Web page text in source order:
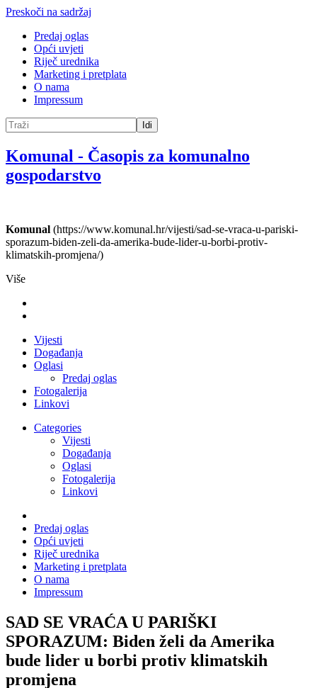
Preskoči na sadržaj
Predaj oglas
Opći uvjeti
Riječ urednika
Marketing i pretplata
O nama
Impressum
Idi
Komunal - Časopis za komunalno
gospodarstvo
Komunal (https://www.komunal.hr/vijesti/sad-se-vraca-u-pariski-
sporazum-biden-zeli-da-amerika-bude-lider-u-borbi-protiv-
klimatskih-promjena/)
Više
Vijesti
Događanja
Oglasi
Predaj oglas
Fotogalerija
Linkovi
Categories
Vijesti
Događanja
Oglasi
Fotogalerija
Linkovi
Predaj oglas
Opći uvjeti
Riječ urednika
Marketing i pretplata
O nama
Impressum
SAD SE VRAĆA U PARIŠKI
SPORAZUM: Biden želi da Amerika
bude lider u borbi protiv klimatskih
promjena